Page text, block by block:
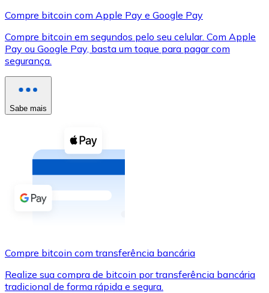
XRP
XRP
Ver tudo
Cupons cripto
Compre criptomoedas com dinheiro e outros
Comprar com dinheiro
Transferência SEPA
Use cartões Visa e Mastercard para comprar
Compre bitcoin com Apple Pay e Google Pay
Compre bitcoin em segundos pelo seu celular. Com Apple
Pay ou Google Pay, basta um toque para pagar com
segurança.
Sabe mais
Compre bitcoin com transferência bancária
Realize sua compra de bitcoin por transferência bancária
tradicional de forma rápida e segura.